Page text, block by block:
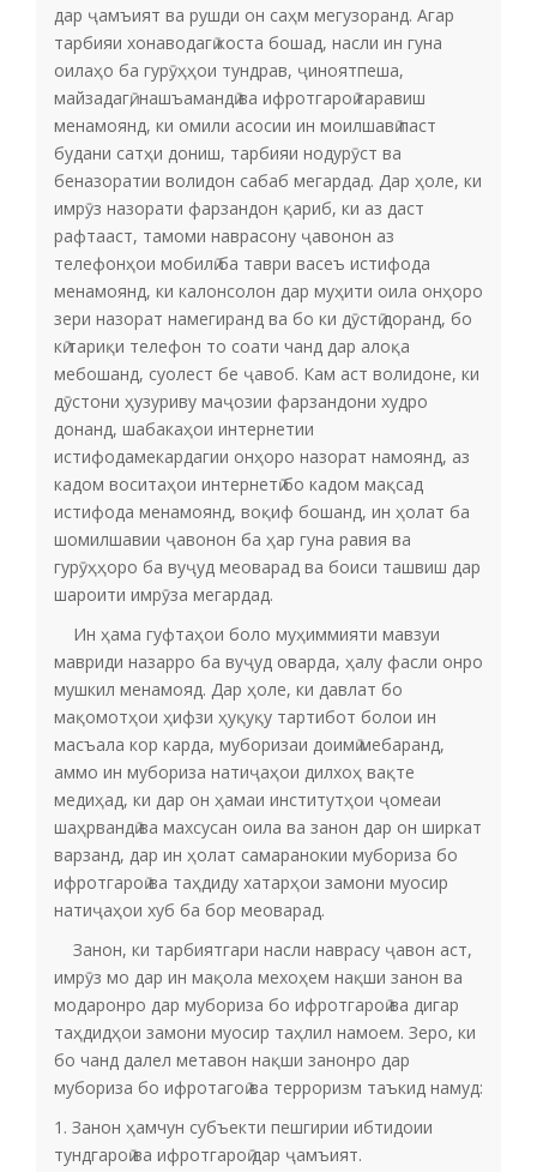
дар ҷамъият ва рушди он саҳм мегузоранд. Агар
тарбияи хонаводагӣ коста бошад, насли ин гуна
оилаҳо ба гурӯҳҳои тундрав, ҷиноятпеша,
майзадагӣ, нашъамандӣ ва ифротгароӣ гаравиш
менамоянд, ки омили асосии ин моилшавӣ паст
будани сатҳи дониш, тарбияи нодурӯст ва
беназоратии волидон сабаб мегардад. Дар ҳоле, ки
имрӯз назорати фарзандон қариб, ки аз даст
рафтааст, тамоми наврасону ҷавонон аз
телефонҳои мобилӣ ба таври васеъ истифода
менамоянд, ки калонсолон дар муҳити оила онҳоро
зери назорат намегиранд ва бо ки дӯстӣ доранд, бо
кӣ тариқи телефон то соати чанд дар алоқа
мебошанд, суолест бе ҷавоб. Кам аст волидоне, ки
дӯстони ҳузуриву маҷозии фарзандони худро
донанд, шабакаҳои интернетии
истифодамекардагии онҳоро назорат намоянд, аз
кадом воситаҳои интернетӣ бо кадом мақсад
истифода менамоянд, воқиф бошанд, ин ҳолат ба
шомилшавии ҷавонон ба ҳар гуна равия ва
гурӯҳҳоро ба вуҷуд меоварад ва боиси ташвиш дар
шароити имрӯза мегардад.
Ин ҳама гуфтаҳои боло муҳиммияти мавзуи
мавриди назарро ба вуҷуд оварда, ҳалу фасли онро
мушкил менамояд. Дар ҳоле, ки давлат бо
мақомотҳои ҳифзи ҳуқуқу тартибот болои ин
масъала кор карда, муборизаи доимӣ мебаранд,
аммо ин мубориза натиҷаҳои дилхоҳ вақте
медиҳад, ки дар он ҳамаи институтҳои ҷомеаи
шаҳрвандӣ ва махсусан оила ва занон дар он ширкат
варзанд, дар ин ҳолат самаранокии мубориза бо
ифротгароӣ ва таҳдиду хатарҳои замони муосир
натиҷаҳои хуб ба бор меоварад.
Занон, ки тарбиятгари насли наврасу ҷавон аст,
имрӯз мо дар ин мақола мехоҳем нақши занон ва
модаронро дар мубориза бо ифротгароӣ ва дигар
таҳдидҳои замони муосир таҳлил намоем. Зеро, ки
бо чанд далел метавон нақши занонро дар
мубориза бо ифротагоӣ ва терроризм таъкид намуд:
1. Занон ҳамчун субъекти пешгирии ибтидоии
тундгароӣ ва ифротгароӣ дар ҷамъият.